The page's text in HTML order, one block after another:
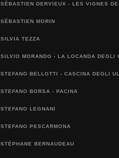
SÉBASTIEN DERVIEUX - LES VIGNES
SÉBASTIEN MORIN
SILVIA TEZZA
SILVIO MORANDO - LA LOCANDA DEGLI
STEFANO BELLOTTI - CASCINA DEGLI
STEFANO BORSA - PACINA
STEFANO LEGNANI
STEFANO PESCARMONA
STÉPHANE BERNAUDEAU